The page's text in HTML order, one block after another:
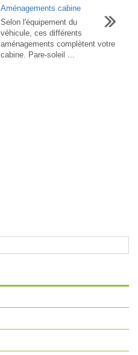
Aménagements cabine
Selon l'équipement du
véhicule, ces différents
aménagements complètent votre
cabine. Pare-soleil ...